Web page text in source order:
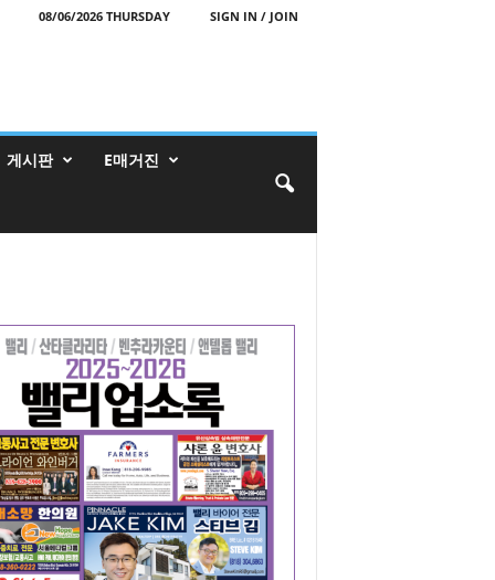
08/06/2026 THURSDAY SIGN IN / JOIN
게시판 E매거진